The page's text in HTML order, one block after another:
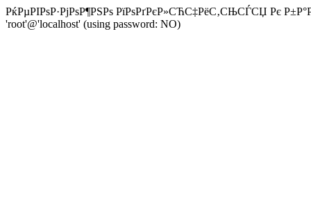
РќРµРІРѕР·РјРѕР¶РЅРѕ РїРѕРґРєР»СЋС‡РёС‚СЊСЃСЏ Рє
'root'@'localhost' (using password: NO)